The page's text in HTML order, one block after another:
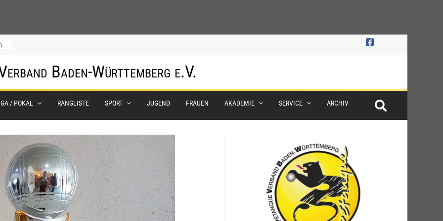
Baden-Württemberg e.V.
/ POKAL RANGLISTE SPORT JUGEND FRAUEN AKADEMIE SERVICE ARCHIV